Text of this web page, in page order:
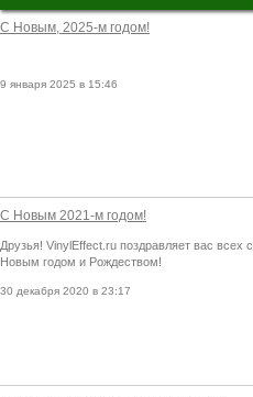
С Новым, 2025-м годом!
9 января 2025 в 15:46
С Новым 2021-м годом!
Друзья! VinylEffect.ru поздравляет вас всех с
Новым годом и Рождеством!
30 декабря 2020 в 23:17